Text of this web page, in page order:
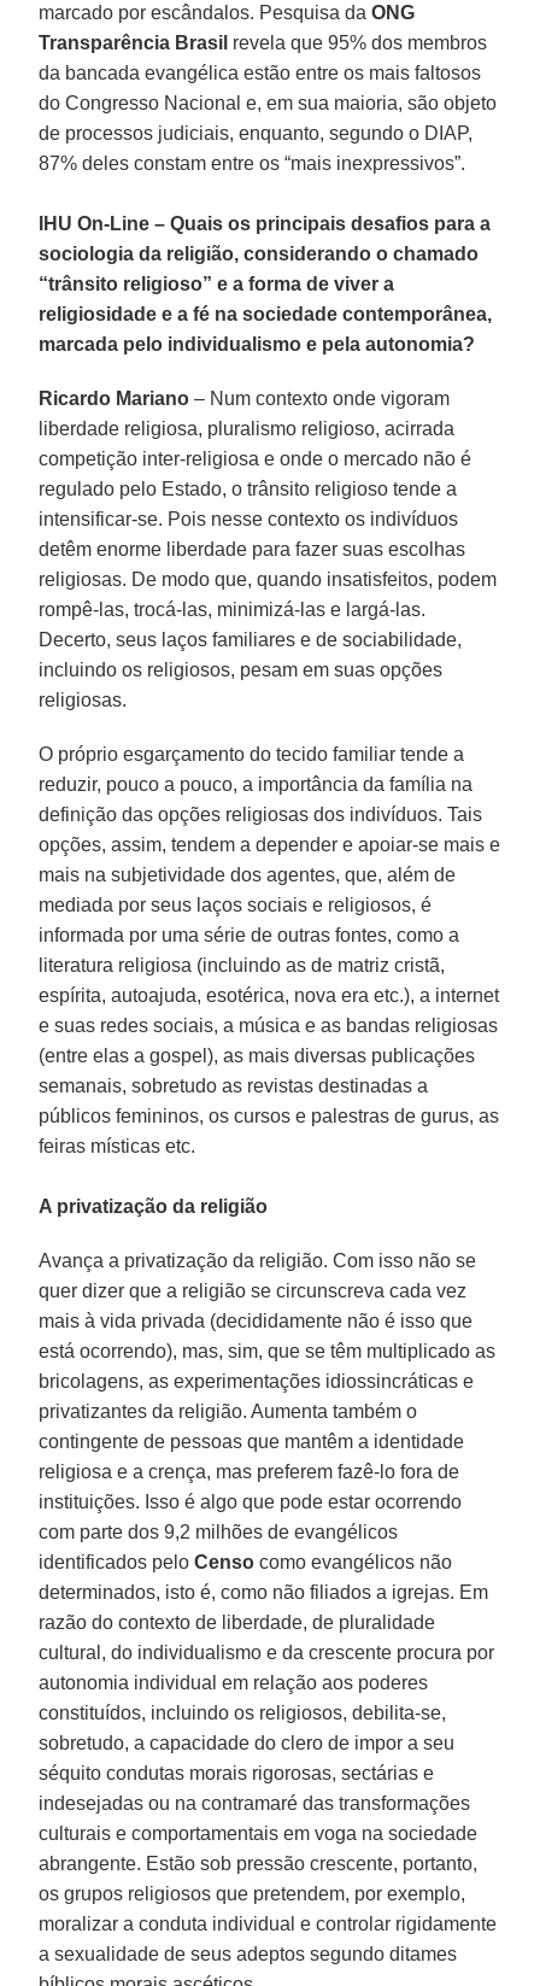
marcado por escândalos. Pesquisa da ONG
Transparência Brasil revela que 95% dos membros
da bancada evangélica estão entre os mais faltosos
do Congresso Nacional e, em sua maioria, são objeto
de processos judiciais, enquanto, segundo o DIAP,
87% deles constam entre os “mais inexpressivos”.
IHU On-Line – Quais os principais desafios para a
sociologia da religião, considerando o chamado
“trânsito religioso” e a forma de viver a
religiosidade e a fé na sociedade contemporânea,
marcada pelo individualismo e pela autonomia?
Ricardo Mariano – Num contexto onde vigoram
liberdade religiosa, pluralismo religioso, acirrada
competição inter-religiosa e onde o mercado não é
regulado pelo Estado, o trânsito religioso tende a
intensificar-se. Pois nesse contexto os indivíduos
detêm enorme liberdade para fazer suas escolhas
religiosas. De modo que, quando insatisfeitos, podem
rompê-las, trocá-las, minimizá-las e largá-las.
Decerto, seus laços familiares e de sociabilidade,
incluindo os religiosos, pesam em suas opções
religiosas.
O próprio esgarçamento do tecido familiar tende a
reduzir, pouco a pouco, a importância da família na
definição das opções religiosas dos indivíduos. Tais
opções, assim, tendem a depender e apoiar-se mais e
mais na subjetividade dos agentes, que, além de
mediada por seus laços sociais e religiosos, é
informada por uma série de outras fontes, como a
literatura religiosa (incluindo as de matriz cristã,
espírita, autoajuda, esotérica, nova era etc.), a internet
e suas redes sociais, a música e as bandas religiosas
(entre elas a gospel), as mais diversas publicações
semanais, sobretudo as revistas destinadas a
públicos femininos, os cursos e palestras de gurus, as
feiras místicas etc.
A privatização da religião
Avança a privatização da religião. Com isso não se
quer dizer que a religião se circunscreva cada vez
mais à vida privada (decididamente não é isso que
está ocorrendo), mas, sim, que se têm multiplicado as
bricolagens, as experimentações idiossincráticas e
privatizantes da religião. Aumenta também o
contingente de pessoas que mantêm a identidade
religiosa e a crença, mas preferem fazê-lo fora de
instituições. Isso é algo que pode estar ocorrendo
com parte dos 9,2 milhões de evangélicos
identificados peloCensocomo evangélicos não
determinados, isto é, como não filiados a igrejas. Em
razão do contexto de liberdade, de pluralidade
cultural, do individualismo e da crescente procura por
autonomia individual em relação aos poderes
constituídos, incluindo os religiosos, debilita-se,
sobretudo, a capacidade do clero de impor a seu
séquito condutas morais rigorosas, sectárias e
indesejadas ou na contramaré das transformações
culturais e comportamentais em voga na sociedade
abrangente. Estão sob pressão crescente, portanto,
os grupos religiosos que pretendem, por exemplo,
moralizar a conduta individual e controlar rigidamente
a sexualidade de seus adeptos segundo ditames